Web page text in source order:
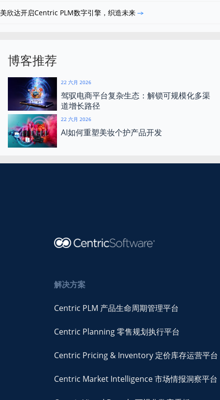
美欣达开启Centric PLM数字引擎，织造未来
博客推荐
22 六月 2026
驾驭电商平台复杂生态：解锁可规模化多渠
道增长路径
22 六月 2026
AI如何重塑美妆个护产品开发
解决方案
Centric PLM 产品生命周期管理平台
Centric Planning 零售规划执行平台
Centric Pricing & Inventory 定价库存运营平台
Centric Market Intelligence 市场情报洞察平台